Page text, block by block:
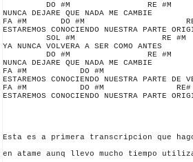
         DO #M                RE #M
NUNCA DEJARE QUE NADA ME CAMBIE
FA #M       DO #M                     RE
ESTAREMOS CONOCIENDO NUESTRA PARTE
         SOL #M                  RE #M
YA NUNCA VOLVERA A SER COMO ANTES
         DO #M                RE #M
NUNCA DEJARE QUE NADA ME CAMBIE
FA #M           DO #M
ESTAREMOS CONOCIENDO NUESTRA PARTE DE
FA #M           DO #M
ESTAREMOS CONOCIENDO NUESTRA PARTE
Esta es a primera transcripcion que
en atame aunq llevo mucho tiempo